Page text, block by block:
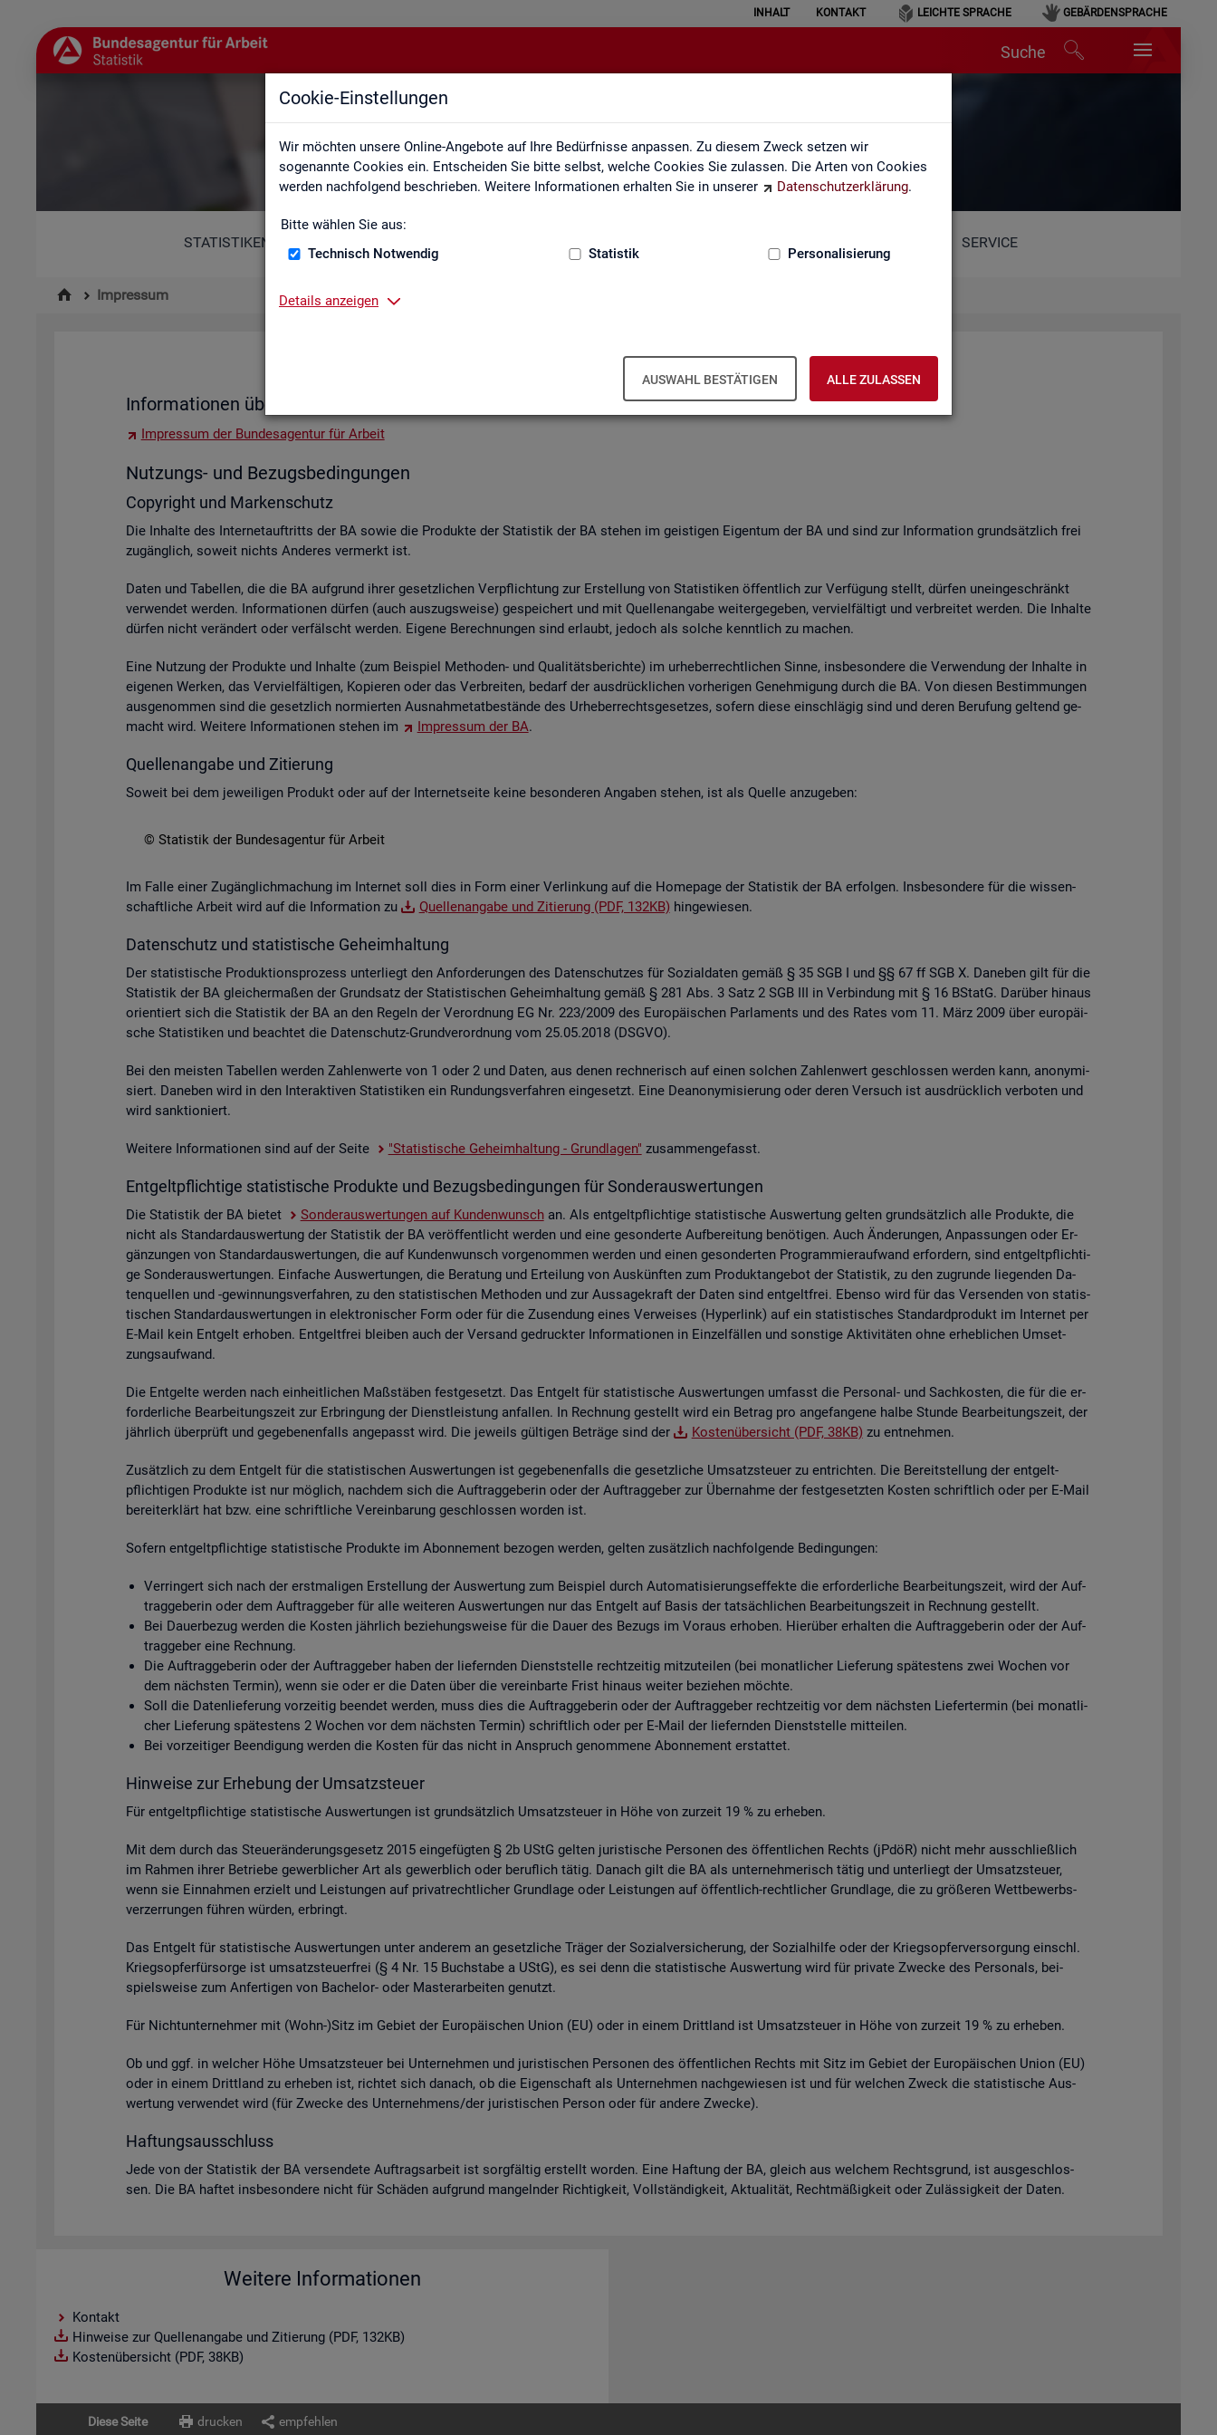
Cookie-Einstellungen
Wir möchten unsere Online-Angebote auf Ihre Bedürfnisse anpassen. Zu diesem Zweck setzen wir
sogenannte Cookies ein. Entscheiden Sie bitte selbst, welche Cookies Sie zulassen. Die Arten von Cookies
werden nachfolgend beschrieben. Weitere Informationen erhalten Sie in unserer
Datenschutzerklärung.
Bitte wählen Sie aus:
Technisch Notwendig
Statistik Personalisierung
Details anzeigen
AUSWAHL BESTÄTIGEN ALLE ZULASSEN
INHALT KONTAKT LEICHTE SPRACHE GEBÄRDENSPRACHE
Suche
Impressum
STATISTIKEN SERVICE
Impressum
Im­pres­sum der Sta­tis­tik der Bun­des­agen­tur für Ar­beit (BA)
In­for­ma­tio­nen über den Her­aus­ge­ber
Im­pres­sum der Bun­des­agen­tur für Ar­beit
Nut­zungs- und Be­zugs­be­din­gun­gen
Co­py­right und Mar­ken­schutz
Die In­hal­te des In­ter­net­auf­tritts der BA sowie die Pro­duk­te der Sta­tis­tik der BA ste­hen im geis­ti­gen Ei­gen­tum der BA und sind zur In­for­ma­ti­on grund­sätz­lich frei
zu­gäng­lich, so­weit nichts An­de­res ver­merkt ist.
Daten und Ta­bel­len, die die BA auf­grund ihrer ge­setz­li­chen Ver­pflich­tung zur Er­stel­lung von Sta­tis­ti­ken öf­fent­lich zur Ver­fü­gung stellt, dür­fen un­ein­ge­schränkt
ver­wen­det wer­den. In­for­ma­tio­nen dür­fen (auch aus­zugs­wei­se) ge­spei­chert und mit Quel­len­an­ga­be wei­ter­ge­ge­ben, ver­viel­fäl­tigt und ver­brei­tet wer­den. Die In­hal­te
dür­fen nicht ver­än­dert oder ver­fälscht wer­den. Ei­ge­ne Be­rech­nun­gen sind er­laubt, je­doch als sol­che kennt­lich zu ma­chen.
Eine Nut­zung der Pro­duk­te und In­hal­te (zum Bei­spiel Me­tho­den- und Qua­li­täts­be­rich­te) im ur­he­ber­recht­li­chen Sinne, ins­be­son­de­re die Ver­wen­dung der In­hal­te in
ei­ge­nen Wer­ken, das Ver­viel­fäl­ti­gen, Ko­pie­ren oder das Ver­brei­ten, be­darf der aus­drück­li­chen vor­he­ri­gen Ge­neh­mi­gung durch die BA. Von die­sen Be­stim­mun­gen
aus­ge­nom­men sind die ge­setz­lich nor­mier­ten Aus­nah­me­tat­be­stän­de des Ur­he­ber­rechts­ge­set­zes, so­fern diese ein­schlä­gig sind und deren Be­ru­fung gel­tend ge­
macht wird. Wei­te­re In­for­ma­tio­nen ste­hen im
Im­pres­sum der BA.
Quel­len­an­ga­be und Zi­tie­rung
So­weit bei dem je­wei­li­gen Pro­dukt oder auf der In­ter­net­sei­te keine be­son­de­ren An­ga­ben ste­hen, ist als Quel­le an­zu­ge­ben:
© Sta­tis­tik der Bun­des­agen­tur für Ar­beit
Im Falle einer Zu­gäng­lich­ma­chung im In­ter­net soll dies in Form einer Ver­lin­kung auf die Home­page der Sta­tis­tik der BA er­fol­gen. Ins­be­son­de­re für die wis­sen­
schaft­li­che Ar­beit wird auf die In­for­ma­ti­on zu
Quel­len­an­ga­be und Zi­tie­rung (PDF, 132KB) hin­ge­wie­sen.
Da­ten­schutz und sta­tis­ti­sche Ge­heim­hal­tung
Der sta­tis­ti­sche Pro­duk­ti­ons­pro­zess un­ter­liegt den An­for­de­run­gen des Da­ten­schut­zes für So­zi­al­da­ten gemäß § 35 SGB I und §§ 67 ff SGB X. Da­ne­ben gilt für die
Sta­tis­tik der BA glei­cher­ma­ßen der Grund­satz der Sta­tis­ti­schen Ge­heim­hal­tung gemäß § 281 Abs. 3 Satz 2 SGB III in Ver­bin­dung mit § 16 BStatG. Dar­über hin­aus
ori­en­tiert sich die Sta­tis­tik der BA an den Re­geln der Ver­ord­nung EG Nr. 223/2009 des Eu­ro­päi­schen Par­la­ments und des Rates vom 11. März 2009 über eu­ro­päi­
sche Sta­tis­ti­ken und be­ach­tet die Da­ten­schutz-Grund­ver­ord­nung vom 25.05.2018 (DSGVO).
Bei den meis­ten Ta­bel­len wer­den Zah­len­wer­te von 1 oder 2 und Daten, aus denen rech­ne­risch auf einen sol­chen Zah­len­wert ge­schlos­sen wer­den kann, an­ony­mi­
siert. Da­ne­ben wird in den In­ter­ak­ti­ven Sta­tis­ti­ken ein Run­dungs­ver­fah­ren ein­ge­setzt. Eine De­an­ony­mi­sie­rung oder deren Ver­such ist aus­drück­lich ver­bo­ten und
wird sank­tio­niert.
Wei­te­re In­for­ma­tio­nen sind auf der Seite "Sta­tis­ti­sche Ge­heim­hal­tung - Grund­la­gen" zu­sam­men­ge­fasst.
Ent­gelt­pflich­ti­ge sta­tis­ti­sche Pro­duk­te und Be­zugs­be­din­gun­gen für Son­der­aus­wer­tun­gen
Die Sta­tis­tik der BA bie­tet Son­der­aus­wer­tun­gen auf Kun­den­wunschan. Als ent­gelt­pflich­ti­ge sta­tis­ti­sche Aus­wer­tung gel­ten grund­sätz­lich alle Pro­duk­te, die
nicht als Stan­dard­aus­wer­tung der Sta­tis­tik der BA ver­öf­fent­licht wer­den und eine ge­son­der­te Auf­be­rei­tung be­nö­ti­gen. Auch Än­de­run­gen, An­pas­sun­gen oder Er­
gän­zun­gen von Stan­dard­aus­wer­tun­gen, die auf Kun­den­wunsch vor­ge­nom­men wer­den und einen ge­son­der­ten Pro­gram­mier­auf­wand er­for­dern, sind ent­gelt­pflich­ti­
ge Son­der­aus­wer­tun­gen. Ein­fa­che Aus­wer­tun­gen, die Be­ra­tung und Er­tei­lung von Aus­künf­ten zum Pro­dukt­an­ge­bot der Sta­tis­tik, zu den zu­grun­de lie­gen­den Da­
ten­quel­len und -ge­win­nungs­ver­fah­ren, zu den sta­tis­ti­schen Me­tho­den und zur Aus­sa­ge­kraft der Daten sind ent­gelt­frei. Eben­so wird für das Ver­sen­den von sta­tis­
ti­schen Stan­dard­aus­wer­tun­gen in elek­tro­ni­scher Form oder für die Zu­sen­dung eines Ver­wei­ses (Hy­per­link) auf ein sta­tis­ti­sches Stan­dard­pro­dukt im In­ter­net per
E-Mail kein Ent­gelt er­ho­ben. Ent­gelt­frei blei­ben auch der Ver­sand ge­druck­ter In­for­ma­tio­nen in Ein­zel­fäl­len und sons­ti­ge Ak­ti­vi­tä­ten ohne er­heb­li­chen Um­set­
zungs­auf­wand.
Die Ent­gel­te wer­den nach ein­heit­li­chen Maß­stä­ben fest­ge­setzt. Das Ent­gelt für sta­tis­ti­sche Aus­wer­tun­gen um­fasst die Per­so­nal- und Sach­kos­ten, die für die er­
for­der­li­che Be­ar­bei­tungs­zeit zur Er­brin­gung der Dienst­leis­tung an­fal­len. In Rech­nung ge­stellt wird ein Be­trag pro an­ge­fan­ge­ne halbe Stun­de Be­ar­bei­tungs­zeit, der
jähr­lich über­prüft und ge­ge­be­nen­falls an­ge­passt wird. Die je­weils gül­ti­gen Be­trä­ge sind der
Kos­ten­über­sicht (PDF, 38KB) zu ent­neh­men.
Zu­sätz­lich zu dem Ent­gelt für die sta­tis­ti­schen Aus­wer­tun­gen ist ge­ge­be­nen­falls die ge­setz­li­che Um­satz­steu­er zu ent­rich­ten. Die Be­reit­stel­lung der ent­gelt­
pflich­ti­gen Pro­duk­te ist nur mög­lich, nach­dem sich die Auf­trag­ge­be­rin oder der Auf­trag­ge­ber zur Über­nah­me der fest­ge­setz­ten Kos­ten schrift­lich oder per E-Mail
be­reit­er­klärt hat bzw. eine schrift­li­che Ver­ein­ba­rung ge­schlos­sen wor­den ist.
So­fern ent­gelt­pflich­ti­ge sta­tis­ti­sche Pro­duk­te im Abon­ne­ment be­zo­gen wer­den, gel­ten zu­sätz­lich nach­fol­gen­de Be­din­gun­gen:
Ver­rin­gert sich nach der erst­ma­li­gen Er­stel­lung der Aus­wer­tung zum Bei­spiel durch Au­to­ma­ti­sie­rungs­ef­fek­te die er­for­der­li­che Be­ar­bei­tungs­zeit, wird der Auf­
trag­ge­be­rin oder dem Auf­trag­ge­ber für alle wei­te­ren Aus­wer­tun­gen nur das Ent­gelt auf Basis der tat­säch­li­chen Be­ar­bei­tungs­zeit in Rech­nung ge­stellt.
Bei Dau­er­be­zug wer­den die Kos­ten jähr­lich be­zie­hungs­wei­se für die Dauer des Be­zugs im Vor­aus er­ho­ben. Hier­über er­hal­ten die Auf­trag­ge­be­rin oder der Auf­
trag­ge­ber eine Rech­nung.
Die Auf­trag­ge­be­rin oder der Auf­trag­ge­ber haben der lie­fern­den Dienst­stel­le recht­zei­tig mit­zu­tei­len (bei mo­nat­li­cher Lie­fe­rung spä­tes­tens zwei Wo­chen vor
dem nächs­ten Ter­min), wenn sie oder er die Daten über die ver­ein­bar­te Frist hin­aus wei­ter be­zie­hen möch­te.
Soll die Da­ten­lie­fe­rung vor­zei­tig be­en­det wer­den, muss dies die Auf­trag­ge­be­rin oder der Auf­trag­ge­ber recht­zei­tig vor dem nächs­ten Lie­fer­ter­min (bei mo­nat­li­
cher Lie­fe­rung spä­tes­tens 2 Wo­chen vor dem nächs­ten Ter­min) schrift­lich oder per E-Mail der lie­fern­den Dienst­stel­le mit­tei­len.
Bei vor­zei­ti­ger Be­en­di­gung wer­den die Kos­ten für das nicht in An­spruch ge­nom­me­ne Abon­ne­ment er­stat­tet.
Hin­wei­se zur Er­he­bung der Um­satz­steu­er
Für ent­gelt­pflich­ti­ge sta­tis­ti­sche Aus­wer­tun­gen ist grund­sätz­lich Um­satz­steu­er in Höhe von zur­zeit 19 % zu er­he­ben.
Mit dem durch das Steu­er­än­de­rungs­ge­setz 2015 ein­ge­füg­ten § 2b UStG gel­ten ju­ris­ti­sche Per­so­nen des öf­fent­li­chen Rechts (jPdöR) nicht mehr aus­schlie­ß­lich
im Rah­men ihrer Be­trie­be ge­werb­li­cher Art als ge­werb­lich oder be­ruf­lich tätig. Da­nach gilt die BA als un­ter­neh­me­risch tätig und un­ter­liegt der Um­satz­steu­er,
wenn sie Ein­nah­men er­zielt und Leis­tun­gen auf pri­vat­recht­li­cher Grund­la­ge oder Leis­tun­gen auf öf­fent­lich-recht­li­cher Grund­la­ge, die zu grö­ße­ren Wett­be­werbs­
ver­zer­run­gen füh­ren wür­den, er­bringt.
Das Ent­gelt für sta­tis­ti­sche Aus­wer­tun­gen unter an­de­rem an ge­setz­li­che Trä­ger der So­zi­al­ver­si­che­rung, der So­zi­al­hil­fe oder der Kriegs­op­fer­ver­sor­gung einschl.
Kriegs­op­fer­für­sor­ge ist um­satz­steu­er­frei (§ 4 Nr. 15 Buch­sta­be a UStG), es sei denn die sta­tis­ti­sche Aus­wer­tung wird für pri­va­te Zwe­cke des Per­so­nals, bei­
spiels­wei­se zum An­fer­ti­gen von Ba­che­lor- oder Mas­ter­ar­bei­ten ge­nutzt.
Für Nicht­un­ter­neh­mer mit (Wohn-)Sitz im Ge­biet der Eu­ro­päi­schen Union (EU) oder in einem Dritt­land ist Um­satz­steu­er in Höhe von zur­zeit 19 % zu er­he­ben.
Ob und ggf. in wel­cher Höhe Um­satz­steu­er bei Un­ter­neh­men und ju­ris­ti­schen Per­so­nen des öf­fent­li­chen Rechts mit Sitz im Ge­biet der Eu­ro­päi­schen Union (EU)
oder in einem Dritt­land zu er­he­ben ist, rich­tet sich da­nach, ob die Ei­gen­schaft als Un­ter­neh­men nach­ge­wie­sen ist und für wel­chen Zweck die sta­tis­ti­sche Aus­
wer­tung ver­wen­det wird (für Zwe­cke des Un­ter­neh­mens/der ju­ris­ti­schen Per­son oder für an­de­re Zwe­cke).
Haf­tungs­aus­schluss
Jede von der Sta­tis­tik der BA ver­sen­de­te Auf­trags­ar­beit ist sorg­fäl­tig er­stellt wor­den. Eine Haf­tung der BA, gleich aus wel­chem Rechts­grund, ist aus­ge­schlos­
sen. Die BA haf­tet ins­be­son­de­re nicht für Schä­den auf­grund man­geln­der Rich­tig­keit, Voll­stän­dig­keit, Ak­tua­li­tät, Recht­mä­ßig­keit oder Zu­läs­sig­keit der Daten.
Weitere Informationen
Kontakt
Hinweise zur Quellenangabe und Zitierung (PDF, 132KB)
Kostenübersicht (PDF, 38KB)
Diese Seite drucken empfehlen